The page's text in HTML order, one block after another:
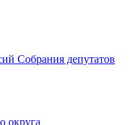
Собрания депутатов
округа